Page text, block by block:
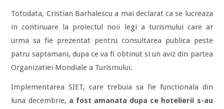
Totodata, Cristian Barhalescu a mai declarat ca se lucreaza
in continuare la proiectul noii legi a turismului care ar
urma sa fie prezentat pentru consultarea publica peste
patru saptamani, dupa ce va fi obtinut si un aviz din partea
Organizatiei Mondiale a Turismului.
Implementarea SIET, care trebuia sa fie functionala din
luna decembrie, a fost amanata dupa ce hotelierii s-au